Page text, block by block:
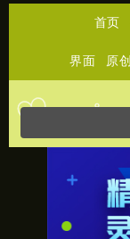
首页
界面 原创